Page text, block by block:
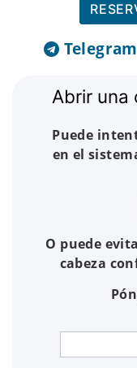
Telegram
Abrir una
Puede
en el
O puede
cabeza